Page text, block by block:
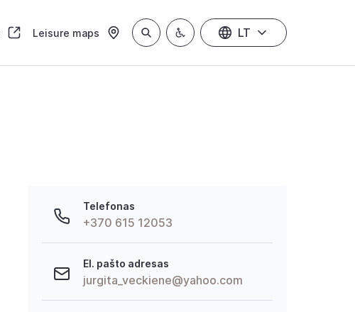
Leisure maps LT
Telefonas
+370 615 12053
El. pašto adresas
jurgita_veckiene@yahoo.com